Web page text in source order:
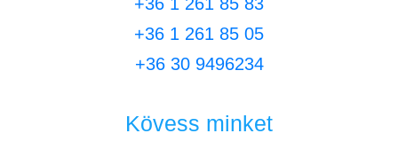
+36 1 261 85 05
+36 30 9496234
Kövess minket